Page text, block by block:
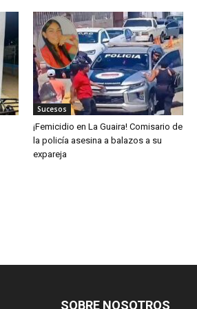
Sucesos
¡Femicidio en La Guaira! Comisario de
la policía asesina a balazos a su
expareja
SOBRE NOSOTROS